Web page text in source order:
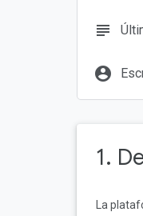
subject
account_circle
1.
La